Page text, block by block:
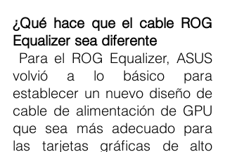
¿Qué hace que el cable ROG
Equalizer sea diferente
volvió a lo básico para
establecer un nuevo diseño de
cable de alimentación de GPU
que sea más adecuado para
las tarjetas gráficas de alto